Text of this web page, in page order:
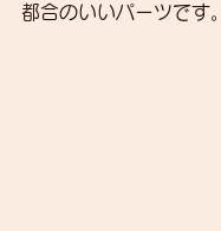
都合のいいパーツです。